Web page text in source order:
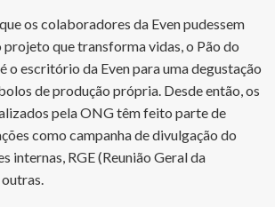
os colaboradores da Even pudessem
projeto que transforma vidas, o Pão do
o escritório da Even para uma degustação
de produção própria. Desde então, os
pela ONG têm feito parte de
como campanha de divulgação do
internas, RGE (Reunião Geral da